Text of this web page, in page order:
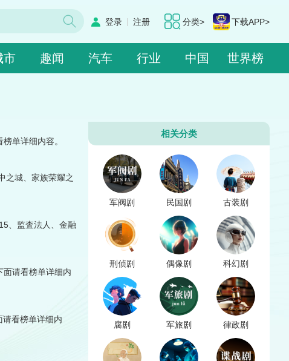
分类> 下载APP>
登录 | 注册
市 趣闻 汽车 行业 中国 世界榜
单详细内容。
之城、家族荣耀之
、监査法人、金融
面请看榜单详细内
看榜单详细内
相关分类
军阀剧 民国剧 古装剧
刑侦剧 偶像剧 科幻剧
腐剧 军旅剧 律政剧